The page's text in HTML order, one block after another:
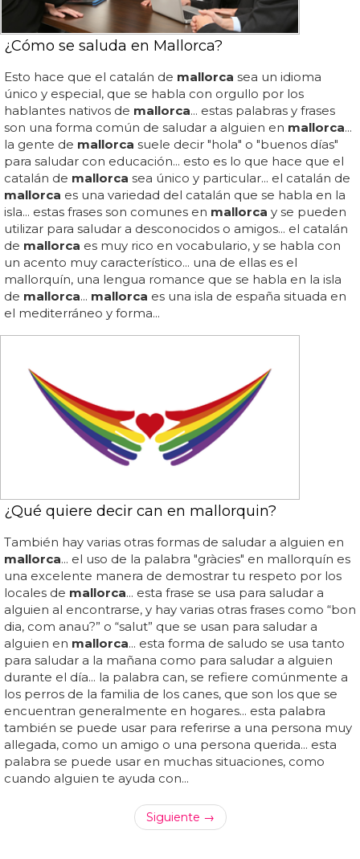
¿Cómo se saluda en Mallorca?
Esto hace que el catalán de mallorca sea un idioma
único y especial, que se habla con orgullo por los
hablantes nativos de mallorca... estas palabras y frases
son una forma común de saludar a alguien en mallorca...
la gente de mallorca suele decir "hola" o "buenos días"
para saludar con educación... esto es lo que hace que el
catalán de mallorca sea único y particular... el catalán de
mallorca es una variedad del catalán que se habla en la
isla... estas frases son comunes en mallorca y se pueden
utilizar para saludar a desconocidos o amigos... el catalán
de mallorca es muy rico en vocabulario, y se habla con
un acento muy característico... una de ellas es el
mallorquín, una lengua romance que se habla en la isla
de mallorca... mallorca es una isla de españa situada en
el mediterráneo y forma...
¿Qué quiere decir can en mallorquin?
También hay varias otras formas de saludar a alguien en
mallorca... el uso de la palabra "gràcies" en mallorquín es
una excelente manera de demostrar tu respeto por los
locales de mallorca... esta frase se usa para saludar a
alguien al encontrarse, y hay varias otras frases como “bon
dia, com anau?” o “salut” que se usan para saludar a
alguien en mallorca... esta forma de saludo se usa tanto
para saludar a la mañana como para saludar a alguien
durante el día... la palabra can, se refiere comúnmente a
los perros de la familia de los canes, que son los que se
encuentran generalmente en hogares... esta palabra
también se puede usar para referirse a una persona muy
allegada, como un amigo o una persona querida... esta
palabra se puede usar en muchas situaciones, como
cuando alguien te ayuda con...
Siguiente →